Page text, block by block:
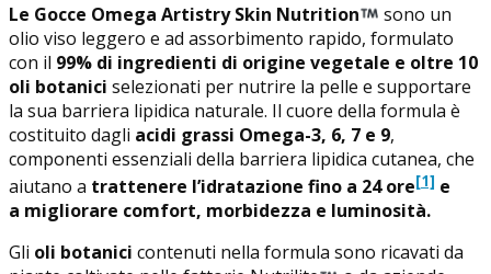
Le Gocce Omega Artistry Skin Nutrition
sono un
olio viso leggero e ad assorbimento rapido, formulato
con il 99% di ingredienti di origine vegetale e oltre 10
oli botanici selezionati per nutrire la pelle e supportare
la sua barriera lipidica naturale. Il cuore della formula è
costituito dagli acidi grassi Omega-3, 6, 7 e 9,
componenti essenziali della barriera lipidica cutanea, che
aiutano a trattenere l’idratazione fino a 24 ore[1] e
a migliorare comfort, morbidezza e luminosità.
Gli oli botanici contenuti nella formula sono ricavati da